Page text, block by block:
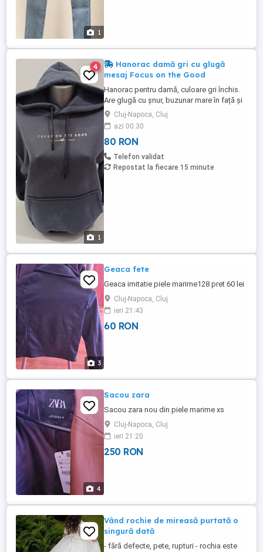
1
1
4
Hanorac damă gri cu glugă
mesaj Focus on the Good
Hanorac pentru damă, culoare gri închis.
Are glugă cu șnur, buzunar mare în față și
imprimeu Focus on the Good . Este
comod, călduros și ușor de purtat zi de zi.
Stil modern și practic Material plăcut la
atingere Ideal pentru sezonul rece Pentru
o alegere corectă a mărimii, puteți solicita
...
Cluj-Napoca, Cluj
azi 00:30
80 RON
Telefon validat
Repostat la fiecare 15 minute
3
Geaca fete
Geaca imitatie piele marime128 pret 60 lei
Cluj-Napoca, Cluj
ieri 21:43
60 RON
4
Sacou zara
Sacou zara nou din piele marime xs
Cluj-Napoca, Cluj
ieri 21:20
250 RON
Vând rochie de mireasă purtată o
singură dată
- fără defecte, pete, rupturi - rochia este